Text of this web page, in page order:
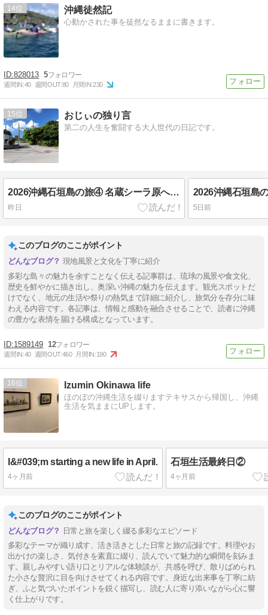
14 沖縄徒然記
心動かされた事を徒然なるままに書きます。
828013 5
週間IN:40 週間OUT:80 月間IN:230
15 おじぃの独り言
第二の人生を奮闘する大人世代の日記です。
2026沖縄石垣島の旅④ 名蔵シーラ原へポタリング(3) 石垣島のお米の穀倉地帯「名蔵シーラ原」
昨日 5日前
このブログのここがポイント
現地風景と文化を丁寧に紹介
多彩な島々の魅力を余すことなく伝える記事群は、琉球の風景や食文化、
歴史を鮮やかに描き出し、奥深い沖縄の魅力を伝えます。観光スポットだ
けでなく、地元の生活や祭りの熱気まで詳細に紹介し、旅気分を存分に味
わえる内容です。各記事は、情報と感動を融合させることで、読者に沖縄
の豊かな表情を届ける構成となっています。
1589149 12
週間IN:40 週間OUT:460 月間IN:190
16 Izumin Okinawa life
ほのぼの沖縄生活を綴りますテキサスから帰国し、沖縄
生活を気ままにUPします。
I&#039;m starting a new life in April.
4ヶ月前
石垣生活最終日②
4ヶ月前
このブログのここがポイント
日常と旅を楽しく綴る多彩なエピソード
多彩なテーマが織り成す、活き活きとした日常と旅の記録です。料理やお
出かけの楽しさ、気付きを素直に綴り、読んでいて魅力的な瞬間を刻みま
す。親しみやすい語り口とリアルな体験談が、共感を呼び、散りばめられ
た小さな贅沢に目を向けさせてくれる内容です。身近な出来事を丁寧に紡
ぎ、ふと気づいたポイントを鋭く描写し、読む人に寄り添いながら心に響
く仕上がりです。